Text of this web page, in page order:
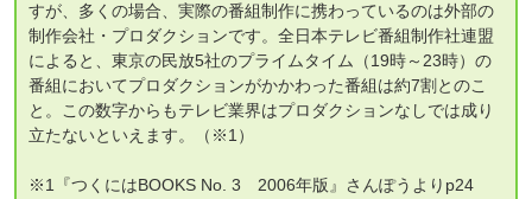
すが、多くの場合、実際の番組制作に携わっているのは外部の
制作会社・プロダクションです。全日本テレビ番組制作社連盟
によると、東京の民放5社のプライムタイム（19時～23時）の
番組においてプロダクションがかかわった番組は約7割とのこ
と。この数字からもテレビ業界はプロダクションなしでは成り
立たないといえます。（※1）
※1『つくにはBOOKS No. 3 2006年版』さんぽうよりp24